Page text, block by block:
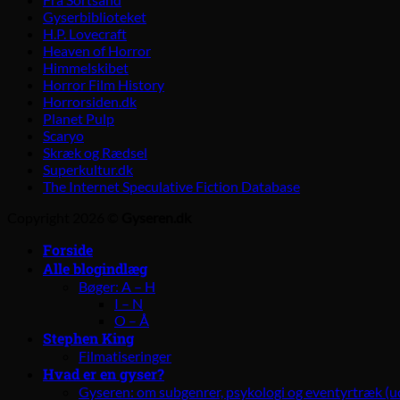
Gyserbiblioteket
H.P. Lovecraft
Heaven of Horror
Himmelskibet
Horror Film History
Horrorsiden.dk
Planet Pulp
Scaryo
Skræk og Rædsel
Superkultur.dk
The Internet Speculative Fiction Database
Forside
Alle blogindlæg
Bøger: A – H
I – N
O – Å
Stephen King
Filmatiseringer
Hvad er en gyser?
Gyseren: om subgenrer, psykologi og eventyrtræk